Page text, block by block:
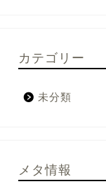
カテゴリー
未分類
メタ情報